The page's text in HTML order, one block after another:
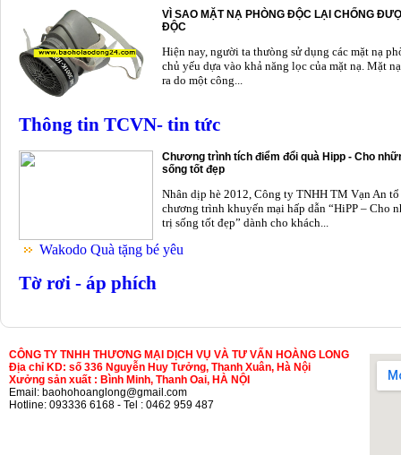
VÌ SAO MẶT NẠ PHÒNG ĐỘC LẠI CHỐNG
ĐỘC
Hiện nay, người ta thưòng sử dụng các mặt nạ
chủ yếu dựa vào khả năng lọc của mặt nạ. Mặt
ra do một công...
Thông tin TCVN- tin tức
Chương trình tích điểm đổi quà Hipp - Cho
sống tốt đẹp
Nhân dịp hè 2012, Công ty TNHH TM Vạn An
chương trình khuyến mại hấp dẫn “HiPP – Cho
trị sống tốt đẹp” dành cho khách...
Wakodo Quà tặng bé yêu
Tờ rơi - áp phích
CÔNG TY TNHH THƯƠNG MẠI DỊCH VỤ VÀ TƯ VẤN HOÀNG LONG
Địa chỉ KD: số 336 Nguyễn Huy Tưởng, Thanh Xuân, Hà Nội
Xưởng sản xuất : Bình Minh, Thanh Oai, HÀ NỘI
Email: baohohoanglong@gmail.com
Hotline: 093336 6168 - Tel : 0462 959 487